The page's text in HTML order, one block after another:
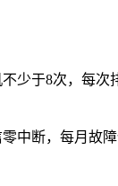
于8次，每次
中断，每月故障